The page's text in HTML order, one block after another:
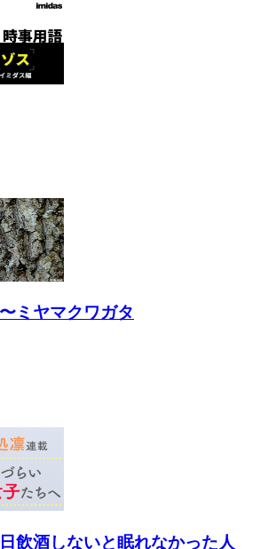
ミヤマクワガタ
飲酒しないと眠れなかった人